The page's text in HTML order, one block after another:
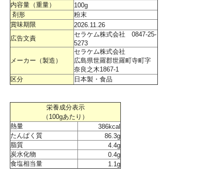
内容量（重量）
100g
剤形
粉末
賞味期限
2026.11.26
広告文責
セラケム株式会社 0847-25-
5273
メーカー（製造）
セラケム株式会社
広島県世羅郡世羅町寺町字
奈良之木1867-1
区分
日本製・食品
栄養成分表示
（100gあたり）
熱量
386kcal
たんぱく質
86.3g
脂質
4.4g
炭水化物
0.4g
食塩相当量
1.1g